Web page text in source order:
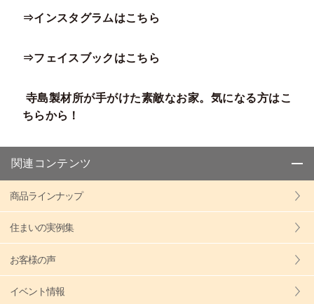
⇒インスタグラムはこちら
⇒フェイスブックはこちら
寺島製材所が手がけた素敵なお家。気になる方はこ
ちらから！
関連コンテンツ
商品ラインナップ
住まいの実例集
お客様の声
イベント情報